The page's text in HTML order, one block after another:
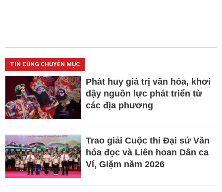
TIN CÙNG CHUYÊN MỤC
Phát huy giá trị văn hóa, khơi
dậy nguồn lực phát triển từ
các địa phương
Trao giải Cuộc thi Đại sứ Văn
hóa đọc và Liên hoan Dân ca
Ví, Giặm năm 2026